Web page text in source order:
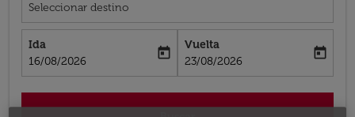
Seleccionar destino
Ida
fc-booking-departure-date-aria-label
16/08/2026
today
Vuelta
fc-booking-return-date-aria-label
23/08/2026
today